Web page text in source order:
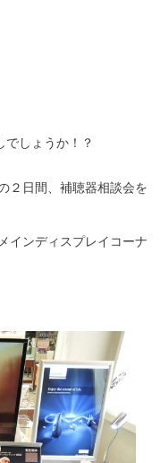
でしょうか！？
２日間、補聴器相談会を
インディスプレイコーナ